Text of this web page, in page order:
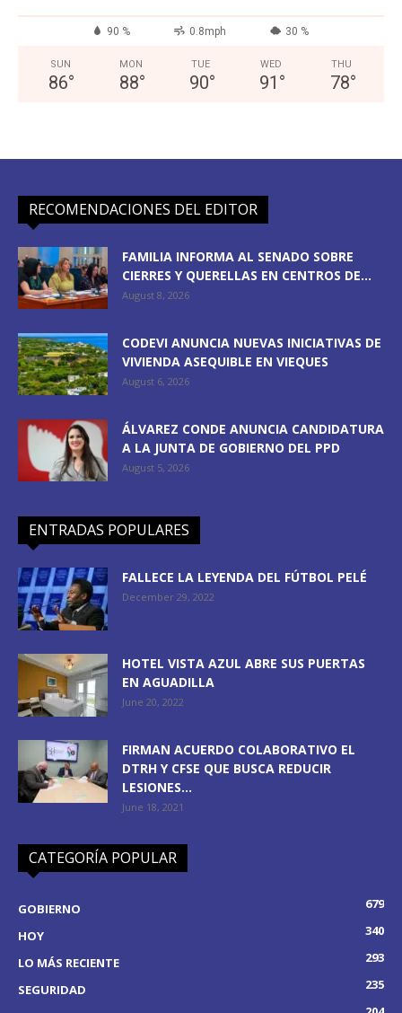
90 % 0.8mph 30 %
SUN
86°
MON
88°
TUE
90°
WED
91 °
THU
78°
RECOMENDACIONES DEL EDITOR
FAMILIA INFORMA AL SENADO SOBRE
CIERRES Y QUERELLAS EN CENTROS DE...
August 8, 2026
CODEVI ANUNCIA NUEVAS INICIATIVAS DE
VIVIENDA ASEQUIBLE EN VIEQUES
August 6, 2026
ÁLVAREZ CONDE ANUNCIA CANDIDATURA
A LA JUNTA DE GOBIERNO DEL PPD
August 5, 2026
ENTRADAS POPULARES
FALLECE LA LEYENDA DEL FÚTBOL PELÉ
December 29, 2022
HOTEL VISTA AZUL ABRE SUS PUERTAS
EN AGUADILLA
June 20, 2022
FIRMAN ACUERDO COLABORATIVO EL
DTRH Y CFSE QUE BUSCA REDUCIR
LESIONES...
June 18, 2021
CATEGORÍA POPULAR
GOBIERNO
679
HOY
340
LO MÁS RECIENTE
293
SEGURIDAD
235